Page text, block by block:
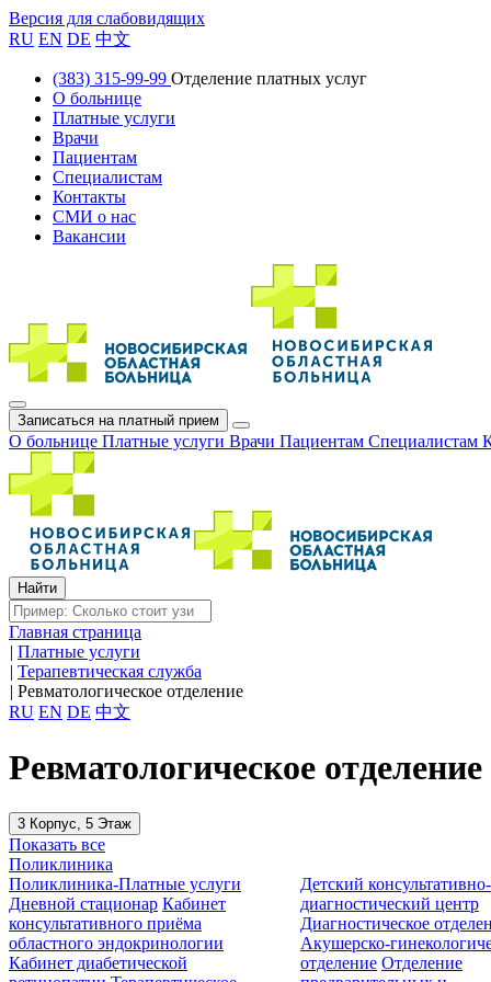
Версия для слабовидящих
RU EN DE 中文
(383) 315-99-99 Отделение платных услуг
О больнице
Платные услуги
Врачи
Пациентам
Специалистам
Контакты
СМИ о нас
Вакансии
Записаться на платный прием
О больнице Платные услуги Врачи Пациентам Специалистам
Главная страница
| Платные услуги
| Терапевтическая служба
| Ревматологическое отделение
RU EN DE 中文
Ревматологическое отделение
3 Корпус, 5 Этаж
Показать все
Поликлиника
Поликлиника-Платные услуги
Дневной стационар Кабинет
консультативного приёма
областного эндокринологии
Кабинет диабетической
Детский консультативно-
диагностический центр
Диагностическое
Акушерско-
отделение Отделение